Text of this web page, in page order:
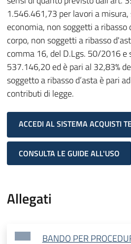
1.546.461,73 per lavori a
economia, non soggetti a
corpo, non soggetti a ribasso
comma 16, del D.Lgs. 50/2016
537.146,20 ed è pari al 32,83%
soggetto a ribasso d’asta è pari
contributi di legge.
ACCEDI AL SISTEMA ACQUISTI
CONSULTA LE GUIDE ALL'USO
Allegati
BANDO PER